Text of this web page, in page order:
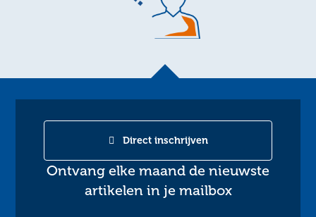
Ontvang elke maand de nieuwste
artikelen in je mailbox
Direct inschrijven